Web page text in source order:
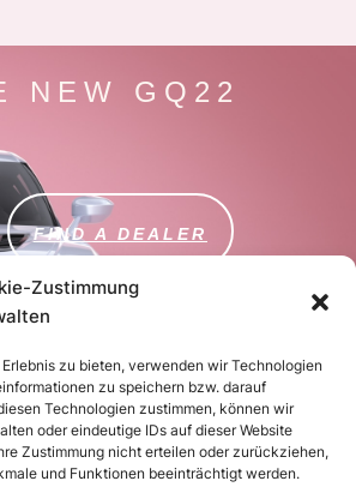
Zustimmung
zu bieten, verwenden wir Technologien
zu speichern bzw. darauf
Technologien zustimmen, können wir
oder eindeutige IDs auf dieser Website
Zustimmung nicht erteilen oder zurückziehen,
und Funktionen beeinträchtigt werden.
FIND A DEALER
NEW GQ22
JOIN THE CLUB